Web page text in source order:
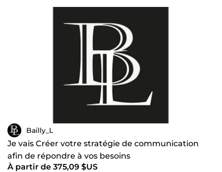
Bailly_L
Je vais Créer votre stratégie de communication
afin de répondre à vos besoins
À partir de 375,09 $US